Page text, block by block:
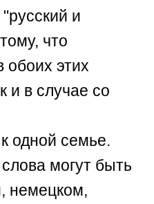
и
что
обоих этих
и в случае со
одной семье.
могут быть
немецком,